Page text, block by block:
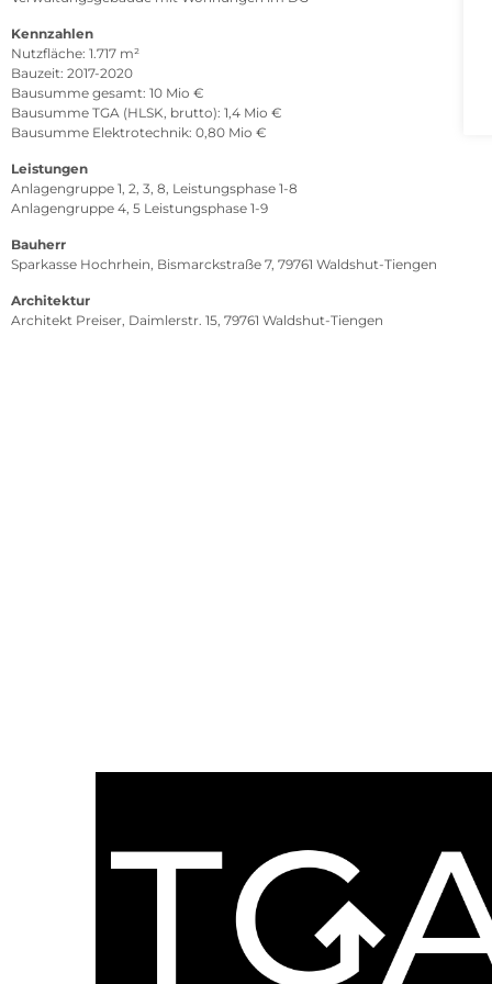
Kennzahlen
Nutzfläche: 1.717 m²
Bauzeit: 2017-2020
Bausumme gesamt: 10 Mio €
Bausumme TGA (HLSK, brutto): 1,4 Mio €
Bausumme Elektrotechnik: 0,80 Mio €
Leistungen
Anlagengruppe 1, 2, 3, 8, Leistungsphase 1-8
Anlagengruppe 4, 5 Leistungsphase 1-9
Bauherr
Sparkasse Hochrhein, Bismarckstraße 7, 79761 Waldshut-Tiengen
Architektur
Architekt Preiser, Daimlerstr. 15, 79761 Waldshut-Tiengen